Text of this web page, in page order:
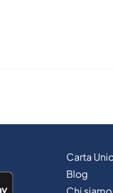
Carta
Blog